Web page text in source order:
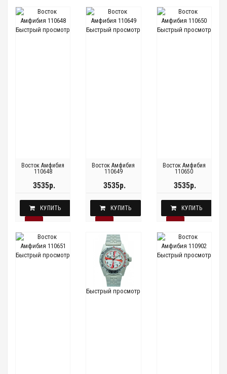
Быстрый просмотр
Восток Амфибия
110648
3535р.
КУПИТЬ
Быстрый просмотр
Восток Амфибия
110649
3535р.
КУПИТЬ
Быстрый просмотр
Восток Амфибия
110650
3535р.
КУПИТЬ
Быстрый просмотр
Быстрый просмотр
Быстрый просмотр